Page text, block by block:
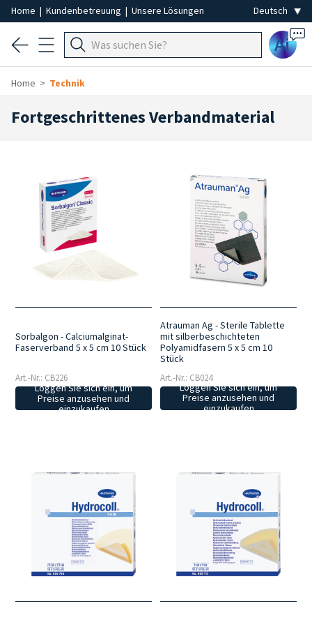
Home | Kundenbetreuung | Unsere Lösungen
Ai
Home Technik
Fortgeschrittenes Verbandmaterial
Sorbalgon - Calciumalginat-
Faserverband 5 x 5 cm 10 Stück
Art.-Nr.: CB226
Loggen Sie sich ein, um
Preise anzusehen und
einzukaufen
Atrauman Ag - Sterile Tablette
mit silberbeschichteten
Polyamidfasern 5 x 5 cm 10
Stück
Art.-Nr.: CB024
Loggen Sie sich ein, um
Preise anzusehen und
einzukaufen